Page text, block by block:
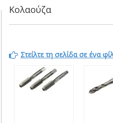
Κολαούζα
Στείλτε τη σελίδα σε ένα